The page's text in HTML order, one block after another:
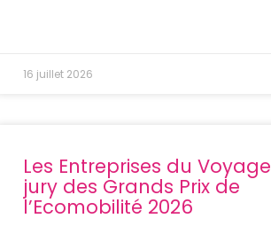
16 juillet 2026
Les Entreprises du Voyage
jury des Grands Prix de
l’Ecomobilité 2026